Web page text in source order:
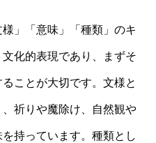
」「意味」「種類」のキ
化的表現であり、まずそ
ことが大切です。文様と
祈りや魔除け、自然観や
持っています。種類とし